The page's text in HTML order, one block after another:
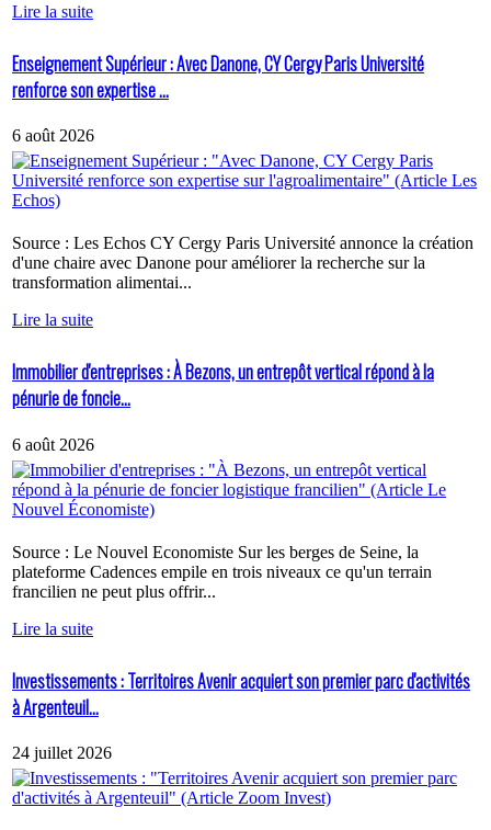
Lire la suite
Enseignement Supérieur : Avec Danone, CY Cergy Paris Université
renforce son expertise ...
6 août 2026
Source : Les Echos CY Cergy Paris Université annonce la création
d'une chaire avec Danone pour améliorer la recherche sur la
transformation alimentai...
Lire la suite
Immobilier d'entreprises : À Bezons, un entrepôt vertical répond à la
pénurie de foncie...
6 août 2026
Source : Le Nouvel Economiste Sur les berges de Seine, la
plateforme Cadences empile en trois niveaux ce qu'un terrain
francilien ne peut plus offrir...
Lire la suite
Investissements : Territoires Avenir acquiert son premier parc d'activités
à Argenteuil...
24 juillet 2026